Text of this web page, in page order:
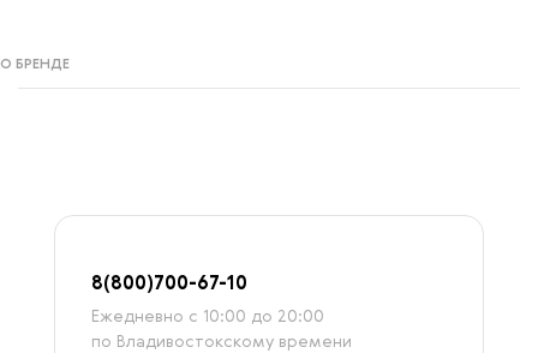
О БРЕНДЕ
8(800)700-67-10
Ежедневно с 10:00 до 20:00
по Владивостокскому времени